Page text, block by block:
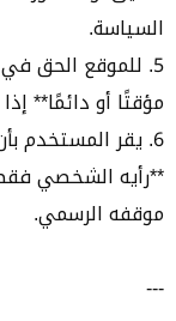
السياسة.
5. للموقع الحق
مؤقتًا أو دائمًا**
6. يقر المستخدم
**رأيه الشخصي
موقفه الرسمي.
---